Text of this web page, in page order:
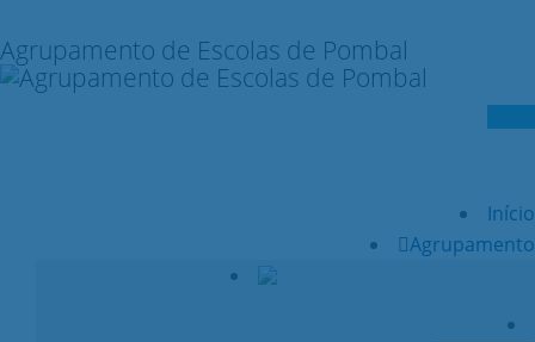
Agrupamento de Escolas de Pombal
Início
Agrupamento